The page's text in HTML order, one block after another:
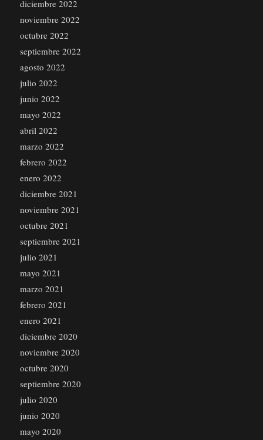
diciembre 2022
noviembre 2022
octubre 2022
septiembre 2022
agosto 2022
julio 2022
junio 2022
mayo 2022
abril 2022
marzo 2022
febrero 2022
enero 2022
diciembre 2021
noviembre 2021
octubre 2021
septiembre 2021
julio 2021
mayo 2021
marzo 2021
febrero 2021
enero 2021
diciembre 2020
noviembre 2020
octubre 2020
septiembre 2020
julio 2020
junio 2020
mayo 2020